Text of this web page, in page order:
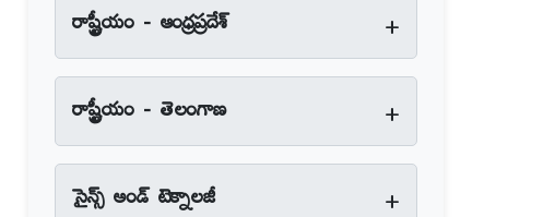
రాష్ట్రీయం - ఆంధ్రప్రదేశ్‌ +
రాష్ట్రీయం - తెలంగాణ +
సైన్స్‌ అండ్‌ టెక్నాలజీ +